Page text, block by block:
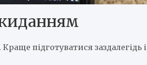
підготуватися заздалегідь і